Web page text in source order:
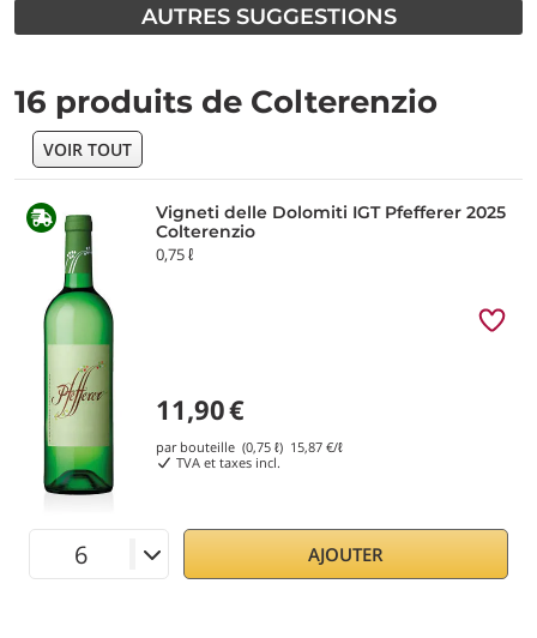
AUTRES SUGGESTIONS
16 produits de Colterenzio
VOIR TOUT
Vigneti delle Dolomiti IGT Pfefferer 2025
Colterenzio
0,75 ℓ
11,90€
par bouteille (0,75 ℓ) 15,87 €/ℓ
TVA et taxes incl.
AJOUTER